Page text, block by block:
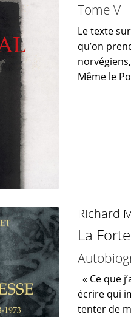
Tome V
Le texte
qu’on
Même le
Richard
La
« Ce que
écrire qui
tenter de